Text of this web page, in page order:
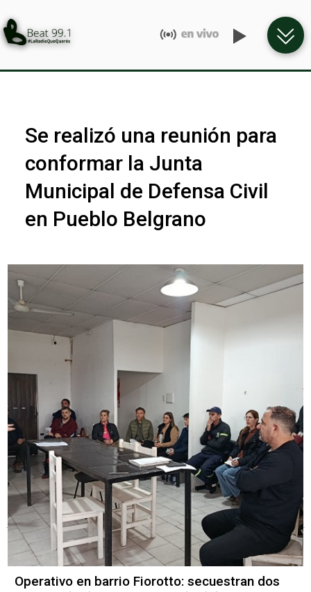
Se realizó una reunión para
conformar la Junta
Municipal de Defensa Civil
en Pueblo Belgrano
Operativo en barrio Fiorotto: secuestran dos